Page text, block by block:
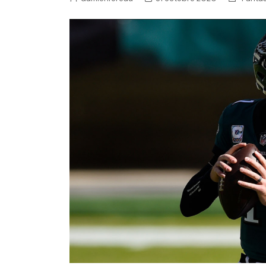
NFL – Power Rankings
Pronostics et paris NFL
Super Bowl LIX